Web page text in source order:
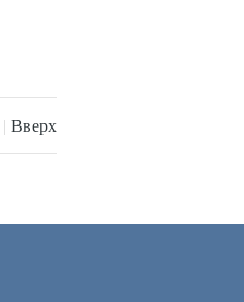
| Вверх